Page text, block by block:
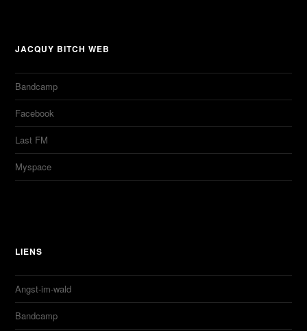
JACQUY BITCH WEB
Bandcamp
Facebook
Last FM
Myspace
LIENS
Angst-im-wald
Bandcamp